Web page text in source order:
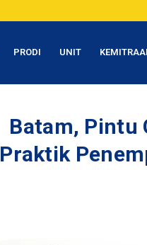
PRODI UNIT
Batam, Pintu
Praktik